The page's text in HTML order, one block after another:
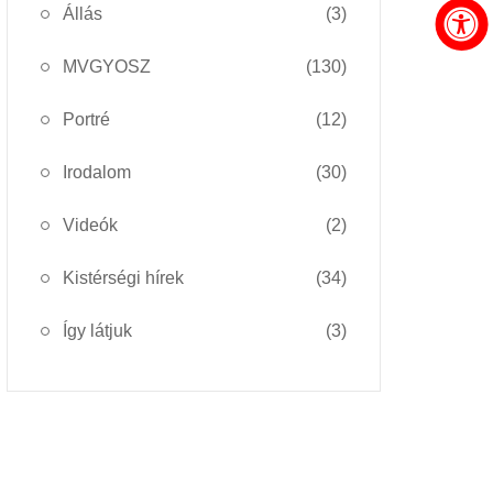
Állás (3)
MVGYOSZ (130)
Portré (12)
Irodalom (30)
Videók (2)
Kistérségi hírek (34)
Így látjuk (3)